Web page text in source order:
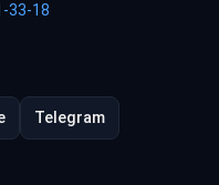
33-18
Telegram